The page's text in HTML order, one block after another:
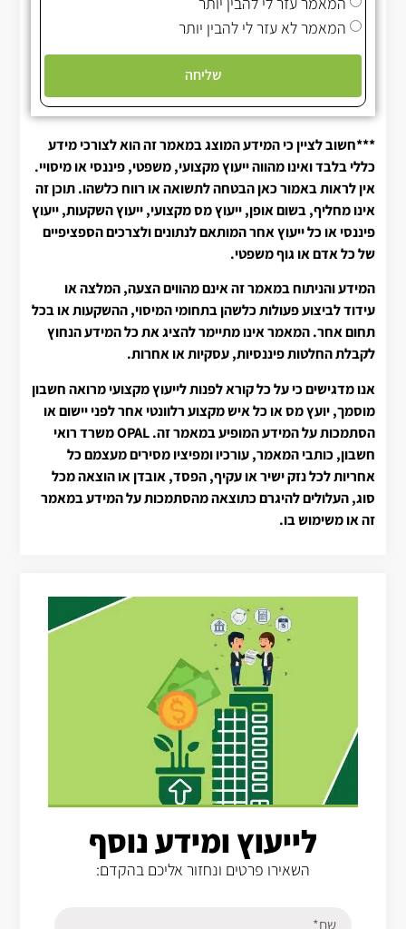
המאמר לא עזר לי להבין יותר
שליחה
***חשוב לציין כי המידע המוצג במאמר זה הוא לצורכי מידע
כללי בלבד ואינו מהווה ייעוץ מקצועי, משפטי, פיננסי או מיסויי.
אין לראות באמור כאן הבטחה לתשואה או רווח כלשהו. תוכן זה
אינו מחליף, בשום אופן, ייעוץ מס מקצועי, ייעוץ השקעות, ייעוץ
פיננסי או כל ייעוץ אחר המותאם לנתונים ולצרכים הספציפיים
של כל אדם או גוף משפטי.
המידע והניתוח במאמר זה אינם מהווים הצעה, המלצה או
עידוד לביצוע פעולות כלשהן בתחומי המיסוי, ההשקעות או בכל
תחום אחר. המאמר אינו מתיימר להציג את כל המידע הנחוץ
לקבלת החלטות פיננסיות, עסקיות או אחרות.
אנו מדגישים כי על כל קורא לפנות לייעוץ מקצועי מרואה חשבון
מוסמך, יועץ מס או כל איש מקצוע רלוונטי אחר לפני יישום או
הסתמכות על המידע המופיע במאמר זה. OPAL משרד רואי
חשבון, כותבי המאמר, עורכיו ומפיציו מסירים מעצמם כל
אחריות לכל נזק ישיר או עקיף, הפסד, אובדן או הוצאה מכל
סוג, העלולים להיגרם כתוצאה מהסתמכות על המידע במאמר
זה או משימוש בו.
לייעוץ ומידע נוסף
השאירו פרטים ונחזור אליכם בהקדם: